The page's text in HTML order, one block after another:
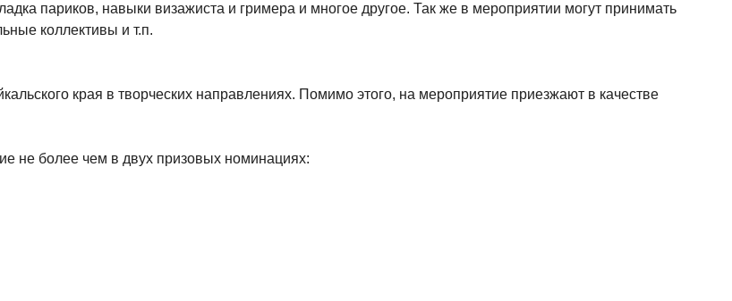
париков, навыки визажиста и гримера и многое другое. Так же в мероприятии могут принимать
коллективы и т.п.
края в творческих направлениях. Помимо этого, на мероприятие приезжают в качестве
не более чем в двух призовых номинациях: